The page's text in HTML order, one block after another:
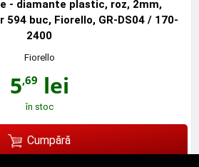
- diamante plastic, roz, 2mm,
buc, Fiorello, GR-DS04 / 170-
2400
Fiorello
5,69 lei
în stoc
Cumpără